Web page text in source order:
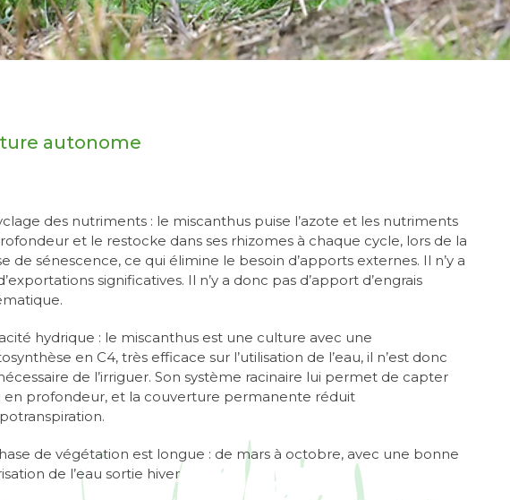
autonome
des nutriments : le miscanthus puise l’azote et les nutriments
et le restocke dans ses rhizomes à chaque cycle, lors de la
de sénescence, ce qui élimine le besoin d’apports externes. Il n’y a
significatives. Il n’y a donc pas d’apport d’engrais
hydrique : le miscanthus est une culture avec une
en C4, très efficace sur l’utilisation de l’eau, il n’est donc
de l’irriguer. Son système racinaire lui permet de capter
en profondeur, et la couverture permanente réduit
de végétation est longue : de mars à octobre, avec une bonne
de l’eau sortie hiver